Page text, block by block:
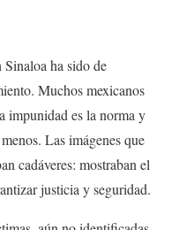
ha sido de
Muchos mexicanos
impunidad es la norma y
Las imágenes que
cadáveres: mostraban el
justicia y seguridad.